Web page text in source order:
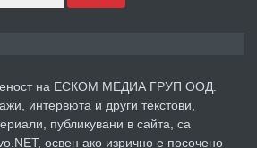
преди 3 дни
на ЕСКОМ МЕДИА ГРУП ООД.
интервюта и други текстови,
публикувани в сайта, са
освен ако изрично е посочено